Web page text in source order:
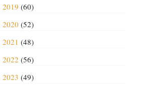
2019 (60)
2020 (52)
2021 (48)
2022 (56)
2023 (49)